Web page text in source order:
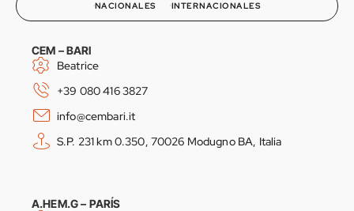
NACIONALES INTERNACIONALES
CEM – BARI
Beatrice
+39 080 416 3827
info@cembari.it
S.P. 231 km 0.350, 70026 Modugno BA, Italia
A.HEM.G – PARÍS